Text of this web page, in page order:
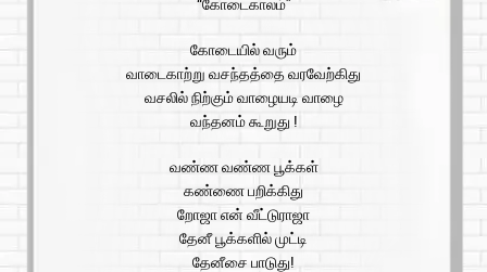
“கோடைகாலம்”
கோடையில் வரும்
வாடைகாற்று வசந்தத்தை வரவேற்கிது
வசலில் நிற்கும் வாழையடி வாழை
வந்தனம் கூறுது !
வண்ண வண்ண பூக்கள்
கண்ணை பறிக்கிது
றோஜா என் வீட்டுராஜா
தேனீ பூக்களில் முட்டி
தேனீசை பாடுது!